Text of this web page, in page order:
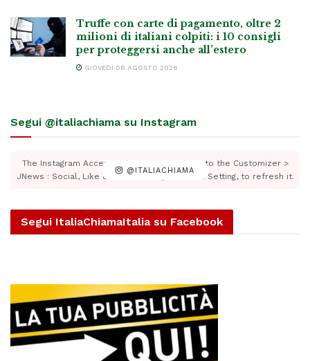
Truffe con carte di pagamento, oltre 2
milioni di italiani colpiti: i 10 consigli
per proteggersi anche all’estero
GIOVEDÌ 06 AGOSTO 2026
Segui @italiachiama su Instagram
@ITALIACHIAMA
The Instagram Access Token is expired, Go to the Customizer >
JNews : Social, Like & View > Instagram Feed Setting, to refresh it.
Segui ItaliaChiamaItalia su Facebook